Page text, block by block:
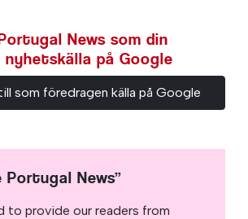
News som din
nyhetskälla på Google
som föredragen källa på Google
Portugal News”
to provide our readers from